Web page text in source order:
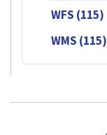
WFS (115)
WMS (115)